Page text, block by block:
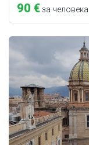
90 €за человека